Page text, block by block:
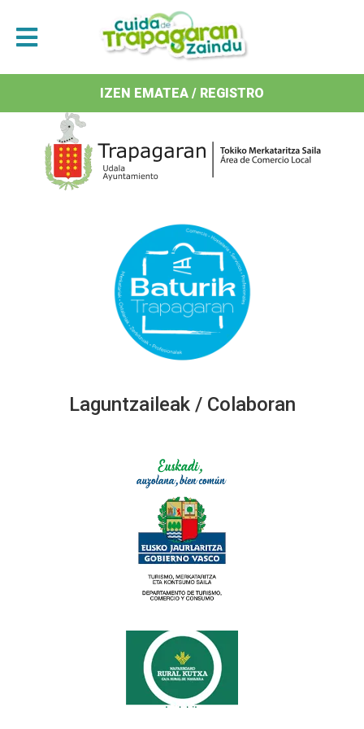
Antolatzaileak / Organizan
Laguntzaileak / Colaboran
IZEN EMATEA / REGISTRO